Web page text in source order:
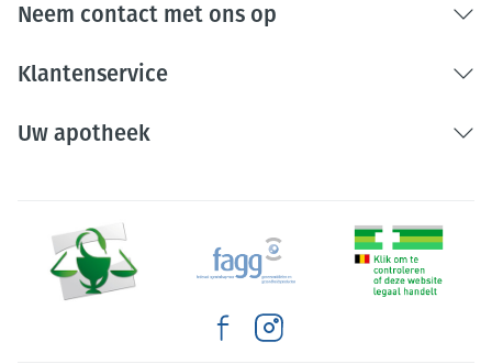
Neem contact met ons op
Klantenservice
Uw apotheek